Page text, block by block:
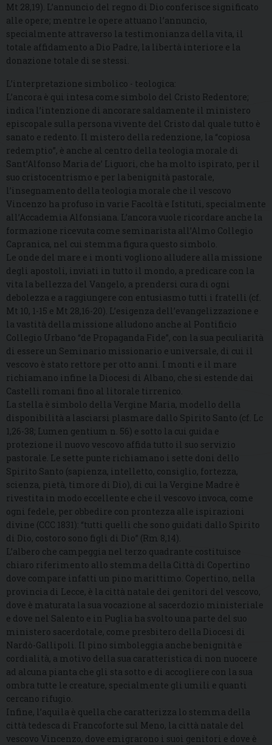
Mt 28,19). L’annuncio del regno di Dio conferisce significato
alle opere; mentre le opere attuano l’annuncio,
specialmente attraverso la testimonianza della vita, il
totale affidamento a Dio Padre, la libertà interiore e la
donazione totale di se stessi.
L’interpretazione simbolico - teologica:
L’ancora è qui intesa come simbolo del Cristo Redentore;
indica l’intenzione di ancorare saldamente il ministero
episcopale sulla persona vivente del Cristo dal quale tutto è
sanato e redento. Il mistero della redenzione, la “copiosa
redemptio”, è anche al centro della teologia morale di
Sant’Alfonso Maria de’ Liguori, che ha molto ispirato, per il
suo cristocentrismo e per la benignità pastorale,
l’insegnamento della teologia morale che il vescovo
Vincenzo ha profuso in varie Facoltà e Istituti, specialmente
all’Accademia Alfonsiana. L’ancora vuole ricordare anche la
formazione ricevuta come seminarista all’Almo Collegio
Capranica, nel cui stemma figura questo simbolo.
Le onde del mare e i monti vogliono alludere alla missione
degli apostoli, inviati in tutto il mondo, a predicare con la
vita la bellezza del Vangelo, a prendersi cura di ogni
debolezza e a raggiungere con entusiasmo tutti i fratelli (cf.
Mt 10, 1-15 e Mt 28,16-20). L’esigenza dell’evangelizzazione e
la vastità della missione alludono anche al Pontificio
Collegio Urbano “de Propaganda Fide”, con la sua peculiarità
di essere un Seminario missionario e universale, di cui il
vescovo è stato rettore per otto anni. I monti e il mare
richiamano infine la Diocesi di Albano, che si estende dai
Castelli romani fino al litorale tirrenico.
La stella è simbolo della Vergine Maria, modello della
disponibilità a lasciarsi plasmare dallo Spirito Santo (cf. Lc
1,26-38; Lumen gentium n. 56) e sotto la cui guida e
protezione il nuovo vescovo affida tutto il suo servizio
pastorale. Le sette punte richiamano i sette doni dello
Spirito Santo (sapienza, intelletto, consiglio, fortezza,
scienza, pietà, timore di Dio), di cui la Vergine Madre è
rivestita in modo eccellente e che il vescovo invoca, come
ogni fedele, per obbedire con prontezza alle ispirazioni
divine (CCC 1831): “tutti quelli che sono guidati dallo Spirito
di Dio, costoro sono figli di Dio” (Rm 8,14).
L’albero che campeggia nel terzo quadrante costituisce
chiaro riferimento allo stemma della Città di Copertino
dove compare infatti un pino marittimo. Copertino, nella
provincia di Lecce, è la città natale dei genitori del vescovo,
dove è maturata la sua vocazione al sacerdozio ministeriale
e dove nel Salento e in Puglia ha svolto una parte del suo
ministero sacerdotale, come presbitero della Diocesi di
Nardò-Gallipoli. Il pino simboleggia anche benignità e
cordialità, a motivo della sua caratteristica di non nuocere
ad alcuna pianta che gli sta sotto e di accogliere con la sua
ombra tutte le creature, specialmente gli umili e quanti
cercano rifugio.
Infine, l’aquila è quella che caratterizza lo stemma della
città tedesca di Francoforte sul Meno, la città natale del
vescovo Vincenzo, dove emigrarono i suoi genitori e dove è